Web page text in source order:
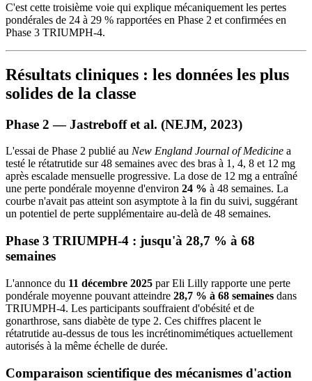
C'est cette troisième voie qui explique mécaniquement les pertes
pondérales de 24 à 29 % rapportées en Phase 2 et confirmées en
Phase 3 TRIUMPH-4.
Résultats cliniques : les données les plus
solides de la classe
Phase 2 — Jastreboff et al. (NEJM, 2023)
L'essai de Phase 2 publié au New England Journal of Medicine a
testé le rétatrutide sur 48 semaines avec des bras à 1, 4, 8 et 12 mg
après escalade mensuelle progressive. La dose de 12 mg a entraîné
une perte pondérale moyenne d'environ 24 % à 48 semaines. La
courbe n'avait pas atteint son asymptote à la fin du suivi, suggérant
un potentiel de perte supplémentaire au-delà de 48 semaines.
Phase 3 TRIUMPH-4 : jusqu'à 28,7 % à 68
semaines
L'annonce du 11 décembre 2025 par Eli Lilly rapporte une perte
pondérale moyenne pouvant atteindre 28,7 % à 68 semaines dans
TRIUMPH-4. Les participants souffraient d'obésité et de
gonarthrose, sans diabète de type 2. Ces chiffres placent le
rétatrutide au-dessus de tous les incrétinomimétiques actuellement
autorisés à la même échelle de durée.
Comparaison scientifique des mécanismes d'action